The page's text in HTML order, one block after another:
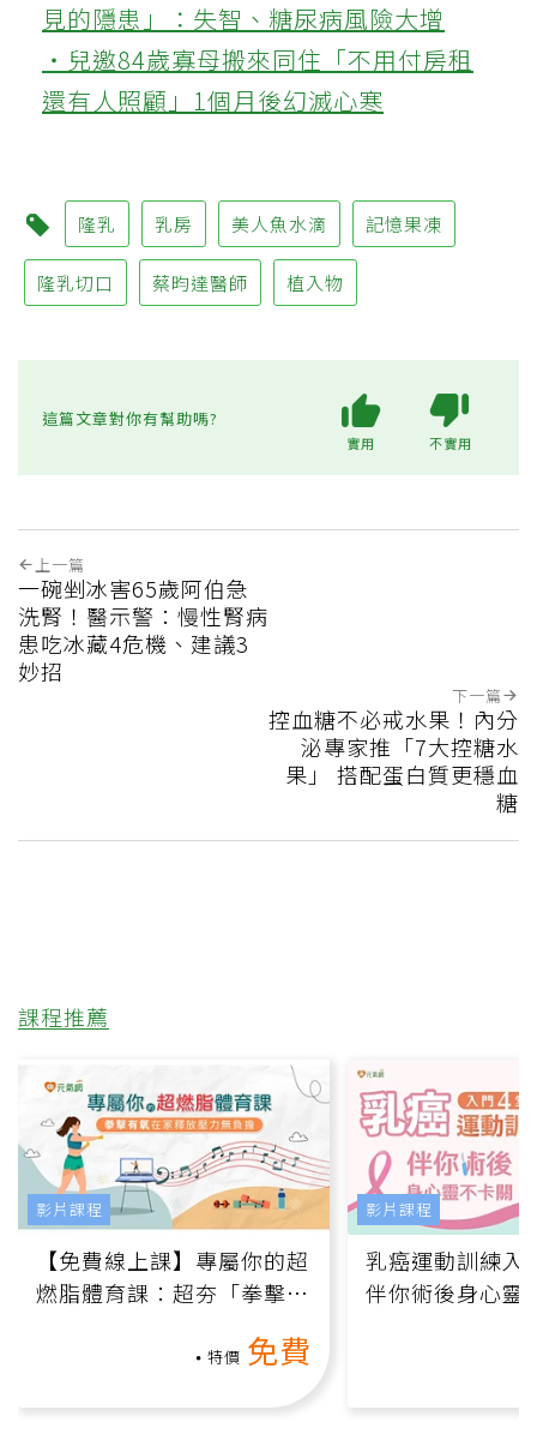
見的隱患」：失智、糖尿病風險大增
‧兒邀84歲寡母搬來同住「不用付房租
還有人照顧」1個月後幻滅心寒
隆乳 乳房 美人魚水滴 記憶果凍
隆乳切口 蔡昀達醫師 植入物
這篇文章對你有幫助嗎?
實用 不實用
上一篇
一碗剉冰害65歲阿伯急
洗腎！醫示警：慢性腎病
患吃冰藏4危機、建議3
妙招
下一篇
控血糖不必戒水果！內分
泌專家推「7大控糖水
果」 搭配蛋白質更穩血
糖
課程推薦
【免費線上課】專屬你的超
燃脂體育課：超夯「拳擊有
特價 免費
影片課程
乳癌運動訓練入
伴你術後身心靈
影片課程